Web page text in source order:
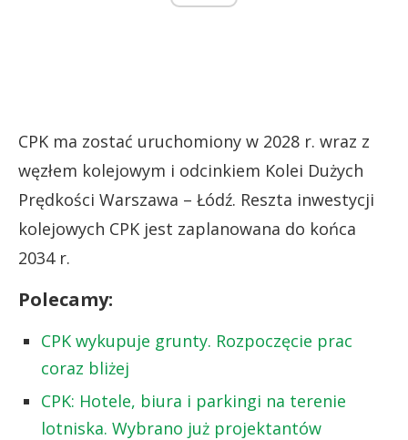
CPK ma zostać uruchomiony w 2028 r. wraz z
węzłem kolejowym i odcinkiem Kolei Dużych
Prędkości Warszawa – Łódź. Reszta inwestycji
kolejowych CPK jest zaplanowana do końca
2034 r.
Polecamy:
CPK wykupuje grunty. Rozpoczęcie prac
coraz bliżej
CPK: Hotele, biura i parkingi na terenie
lotniska. Wybrano już projektantów